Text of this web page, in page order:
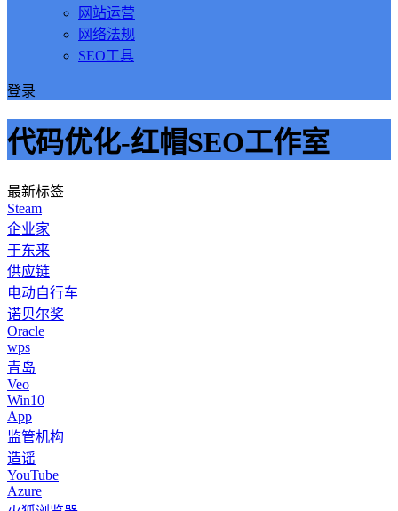
网站运营
网络法规
SEO工具
登录
代码优化-红帽SEO工作室
最新标签
Steam
企业家
于东来
供应链
电动自行车
诺贝尔奖
Oracle
wps
青岛
Veo
Win10
App
监管机构
造谣
YouTube
Azure